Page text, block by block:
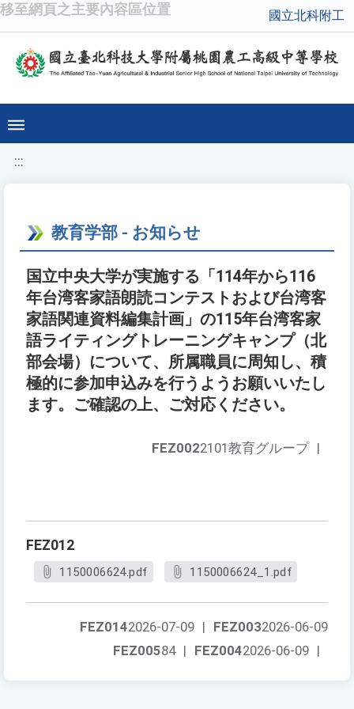
移至網頁之主要內容區位置 國立北科附工
:::
教育学部 - お知らせ
国立中央大学が実施する「114年から116
年台湾客家語朗読コンテストおよび台湾客
家語関連資料編集計画」の115年台湾客家
語ライティングトレーニングキャンプ（北
部会場）について、所属職員に周知し、積
極的に参加申込みを行うようお願いいたし
ます。ご確認の上、ご対応ください。
FEZ0022101教育グループ |
FEZ012
1150006624.pdf 1150006624_1.pdf
FEZ0032026-06-09
FEZ0142026-07-09 |
FEZ0042026-06-09 |
FEZ00584 |